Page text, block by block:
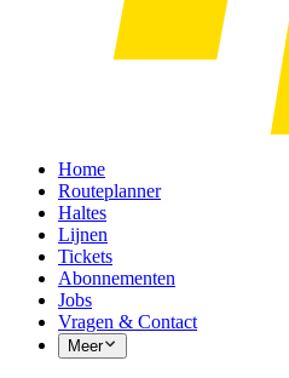
Home
Routeplanner
Haltes
Lijnen
Tickets
Abonnementen
Jobs
Vragen & Contact
Meer